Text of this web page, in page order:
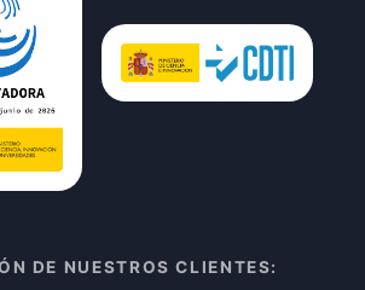
DE NUESTROS CLIENTES: